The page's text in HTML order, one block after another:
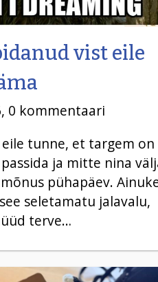
vist eile
0 kommentaari
tunne, et targem on
ja mitte nina
pühapäev.
seletamatu jalavalu,
terve…